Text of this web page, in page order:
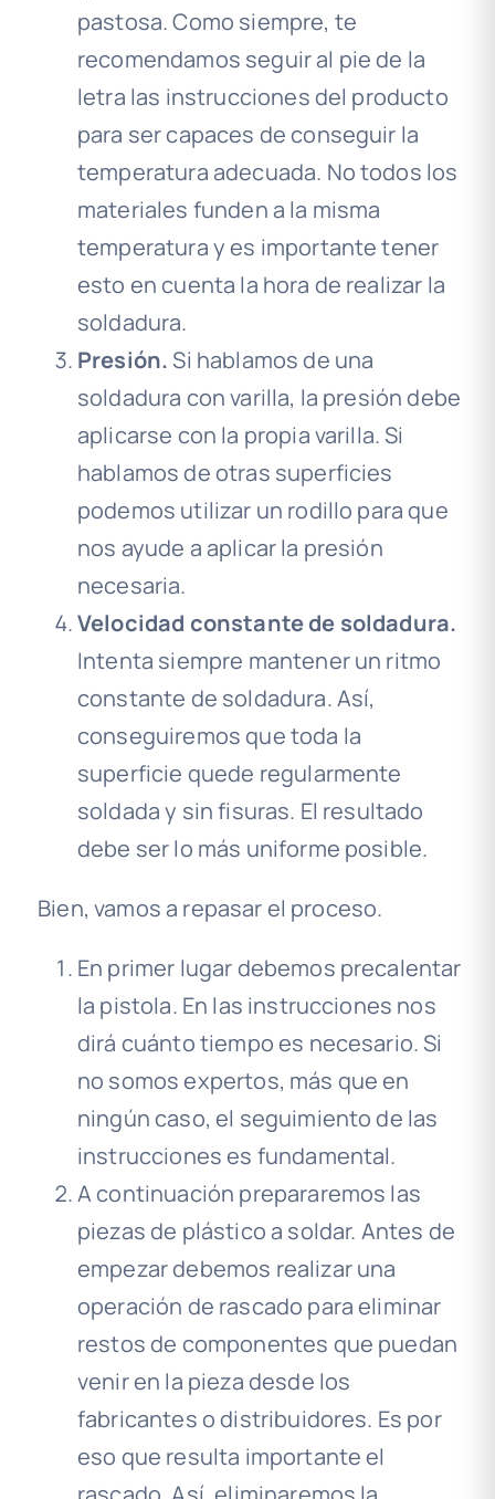
pastosa. Como siempre, te
recomendamos seguir al pie de la
letra las instrucciones del producto
para ser capaces de conseguir la
temperatura adecuada. No todos los
materiales funden a la misma
temperatura y es importante tener
esto en cuenta la hora de realizar la
soldadura.
Presión.Si hablamos de una
soldadura con varilla, la presión debe
aplicarse con la propia varilla. Si
hablamos de otras superficies
podemos utilizar un rodillo para que
nos ayude a aplicar la presión
necesaria.
Velocidad constante de soldadura.
Intenta siempre mantener un ritmo
constante de soldadura. Así,
conseguiremos que toda la
superficie quede regularmente
soldada y sin fisuras. El resultado
debe ser lo más uniforme posible.
Bien, vamos a repasar el proceso.
En primer lugar debemos precalentar
la pistola. En las instrucciones nos
dirá cuánto tiempo es necesario. Si
no somos expertos, más que en
ningún caso, el seguimiento de las
instrucciones es fundamental.
A continuación prepararemos las
piezas de plástico a soldar. Antes de
empezar debemos realizar una
operación de rascado para eliminar
restos de componentes que puedan
venir en la pieza desde los
fabricantes o distribuidores. Es por
eso que resulta importante el